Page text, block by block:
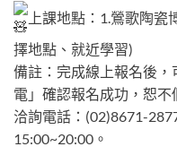
上課地點：1.鶯歌陶
擇地點、就近學習)
備註：完成線上報名後
電」確認報名成功，恕不
洽詢電話：(02)8671-
15:00~20:00。